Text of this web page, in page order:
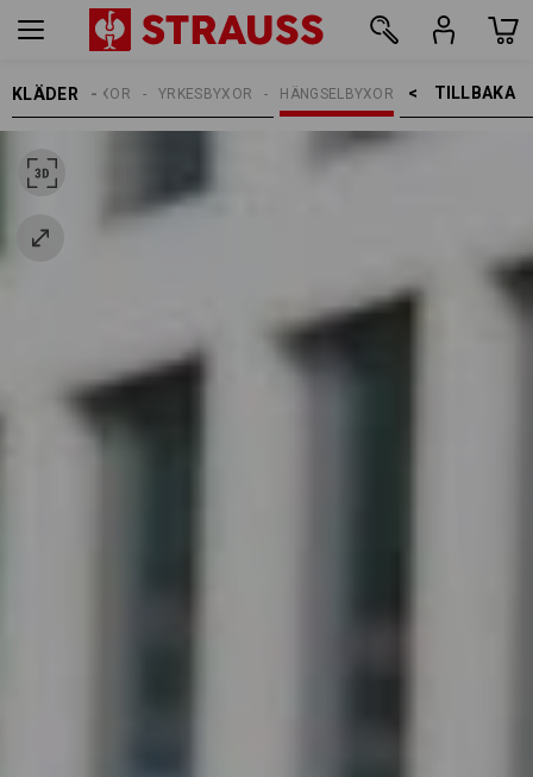
KLÄDER TILLBAKA    >
HÄNGSELBYXOR
YRKESBYXOR
ARBETSBYXOR